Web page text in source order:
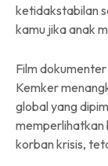
ketidakstabilan
kamu jika anak
Film
Kemker
global yang
memperlihatkan
korban krisis,